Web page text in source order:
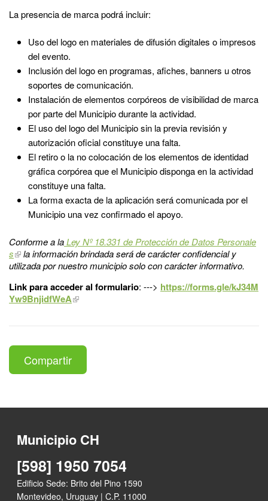
La presencia de marca podrá incluir:
Uso del logo en materiales de difusión digitales o impresos
del evento.
Inclusión del logo en programas, afiches, banners u otros
soportes de comunicación.
Instalación de elementos corpóreos de visibilidad de marca
por parte del Municipio durante la actividad.
El uso del logo del Municipio sin la previa revisión y
autorización oficial constituye una falta.
El retiro o la no colocación de los elementos de identidad
gráfica corpórea que el Municipio disponga en la actividad
constituye una falta.
La forma exacta de la aplicación será comunicada por el
Municipio una vez confirmado el apoyo.
Conforme a laLey Nº 18.331 de Protección de Datos Personale
s
la información brindada será de carácter confidencial y
utilizada por nuestro municipio solo con carácter informativo.
Link para acceder al formulario: ---> https://forms.gle/kJ34M
Yw9BnjidfWeA
Compartir
Municipio CH
[598] 1950 7054
Edificio Sede: Brito del Pino 1590
Montevideo, Uruguay | C.P. 11000